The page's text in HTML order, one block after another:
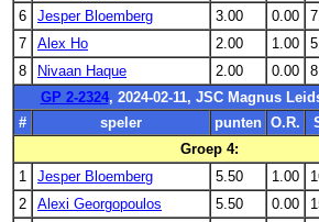
6
Jesper Bloemberg 3.00 0.00
7
Alex Ho 2.00 1.00
8
Nivaan Haque 2.00 0.00
GP 2-2324, 2024-02-11, JSC Magnus
#
speler punten O.R.
Groep 4:
1
Jesper Bloemberg 5.50 1.00
2
Alexi Georgopoulos 5.50 0.00